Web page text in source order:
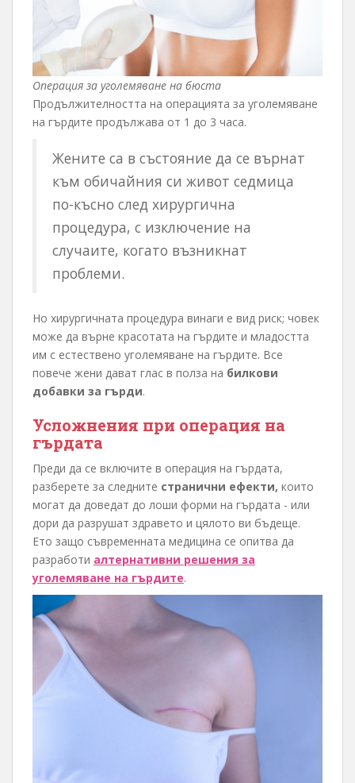
Операция за уголемяване на бюста
Продължителността на операцията за уголемяване
на гърдите продължава от 1 до 3 часа.
Жените са в състояние да се върнат
към обичайния си живот седмица
по-късно след хирургична
процедура, с изключение на
случаите, когато възникнат
проблеми.
Но хирургичната процедура винаги е вид риск; човек
може да върне красотата на гърдите и младостта
им с естествено уголемяване на гърдите. Все
повече жени дават глас в полза на билкови
добавки за гърди.
Усложнения при операция на
гърдата
Преди да се включите в операция на гърдата,
разберете за следните странични ефекти, които
могат да доведат до лоши форми на гърдата - или
дори да разрушат здравето и цялото ви бъдеще.
Ето защо съвременната медицина се опитва да
разработи алтернативни решения за
уголемяване на гърдите.